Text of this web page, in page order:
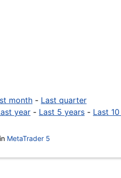
month - Last quarter
year - Last 5 years - Last
MetaTrader 5